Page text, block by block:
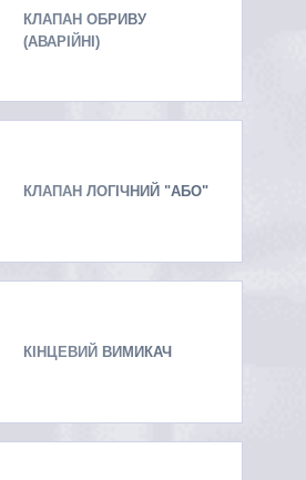
КЛАПАН ОБРИВУ
(АВАРІЙНІ)
КЛАПАН ЛОГІЧНИЙ "АБО"
КІНЦЕВИЙ ВИМИКАЧ